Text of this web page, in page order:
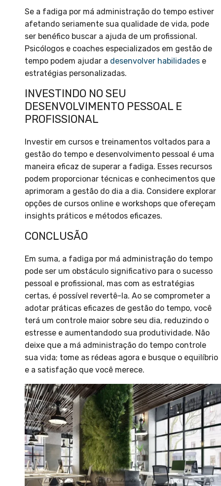
Se a fadiga por má administração do tempo estiver
afetando seriamente sua qualidade de vida, pode
ser benéfico buscar a ajuda de um profissional.
Psicólogos e coaches especializados em gestão de
tempo podem ajudar a desenvolver habilidades e
estratégias personalizadas.
INVESTINDO NO SEU
DESENVOLVIMENTO PESSOAL E
PROFISSIONAL
Investir em cursos e treinamentos voltados para a
gestão do tempo e desenvolvimento pessoal é uma
maneira eficaz de superar a fadiga. Esses recursos
podem proporcionar técnicas e conhecimentos que
aprimoram a gestão do dia a dia. Considere explorar
opções de cursos online e workshops que ofereçam
insights práticos e métodos eficazes.
CONCLUSÃO
Em suma, a fadiga por má administração do tempo
pode ser um obstáculo significativo para o sucesso
pessoal e profissional, mas com as estratégias
certas, é possível revertê-la. Ao se comprometer a
adotar práticas eficazes de gestão do tempo, você
terá um controle maior sobre seu dia, reduzindo o
estresse e aumentandodo sua produtividade. Não
deixe que a má administração do tempo controle
sua vida; tome as rédeas agora e busque o equilíbrio
e a satisfação que você merece.